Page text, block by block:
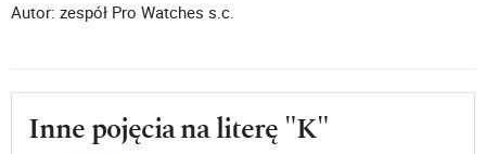
Autor: zespół Pro Watches s.c.
Inne pojęcia na literę "K"